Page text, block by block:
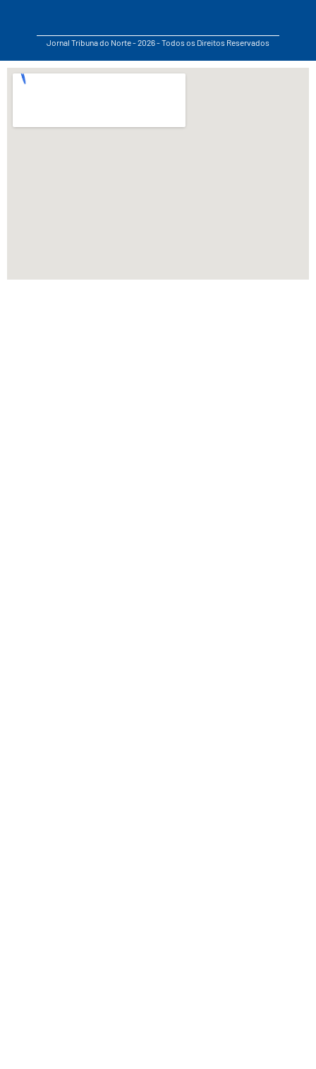
Jornal Tribuna do Norte - 2026 - Todos os Direitos Reservados